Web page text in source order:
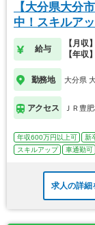
【大分県大分
中！スキルア
給与
【月収
【年収
勤務地 大分県
アクセス ＪＲ豊
年収600万円以上可 新
スキルアップ
車通勤可
求人の詳細